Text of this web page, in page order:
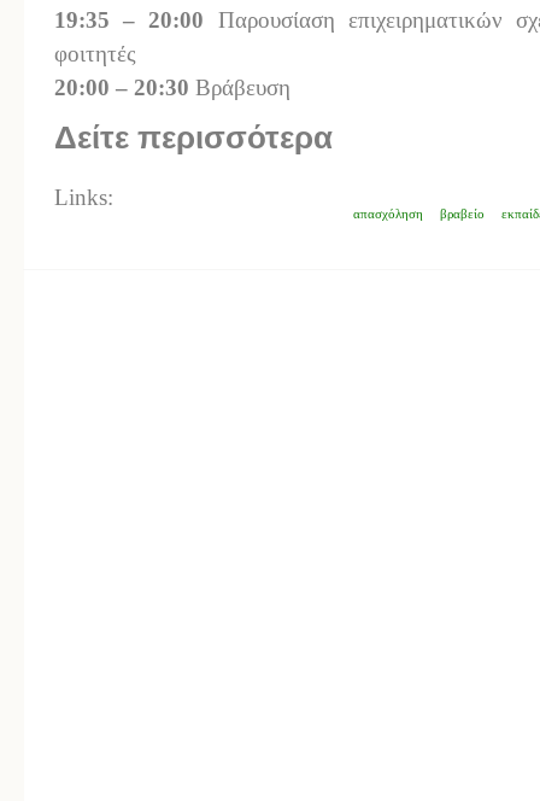
19:35 – 20:00 Παρουσίαση επιχειρηματικών
φοιτητές
20:00 – 20:30 Βράβευση
Δείτε περισσότερα
απασχόληση βραβείο
Links: